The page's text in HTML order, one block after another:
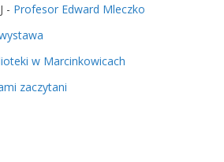
- Profesor Edward Mleczko
w Marcinkowicach
zaczytani